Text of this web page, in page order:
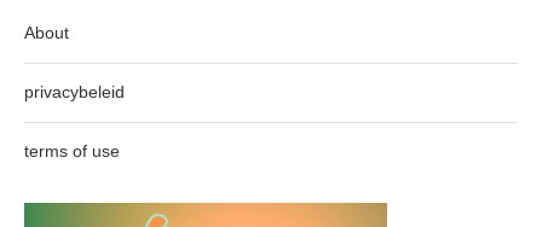
About
privacybeleid
terms of use